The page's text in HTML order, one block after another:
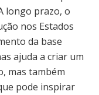
longo prazo, o
nos Estados
da base
ajuda a criar um
mas também
pode inspirar